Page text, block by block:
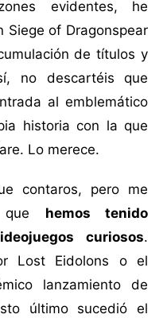
evidentes, he
Siege of Dragonspear
de títulos y
no descartéis que
al emblemático
historia con la que
Lo merece.
contaros, pero me
que hemos tenido
curiosos.
Lost Eidolons o el
lanzamiento de
último sucedió el